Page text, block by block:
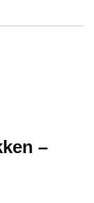
–